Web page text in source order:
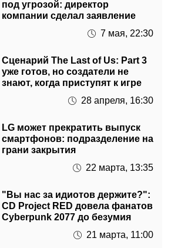
7 мая, 22:30
Сценарий The Last of Us: Part 3
знают, когда приступят к игре
28 апреля, 16:30
LG может прекратить выпуск
грани закрытия
22 марта, 13:35
"Вы нас за идиотов держите?":
Cyberpunk 2077 до безумия
21 марта, 11:00
Стало известно, как получить